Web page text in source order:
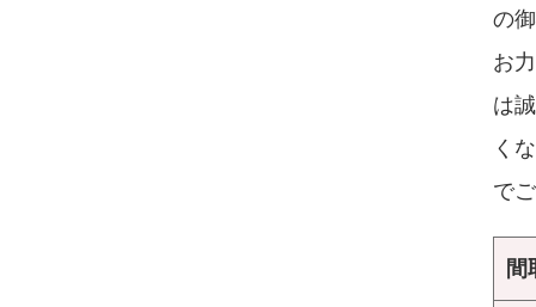
の
お
は
く
で
間